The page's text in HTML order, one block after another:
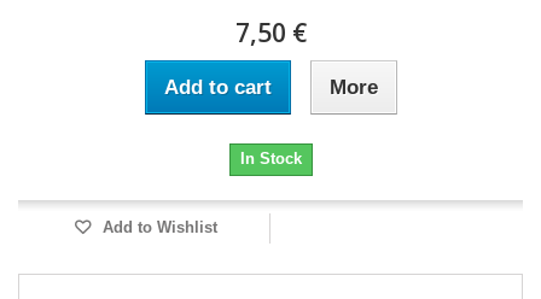
7,50 €
Add to cart More
In Stock
Add to Wishlist